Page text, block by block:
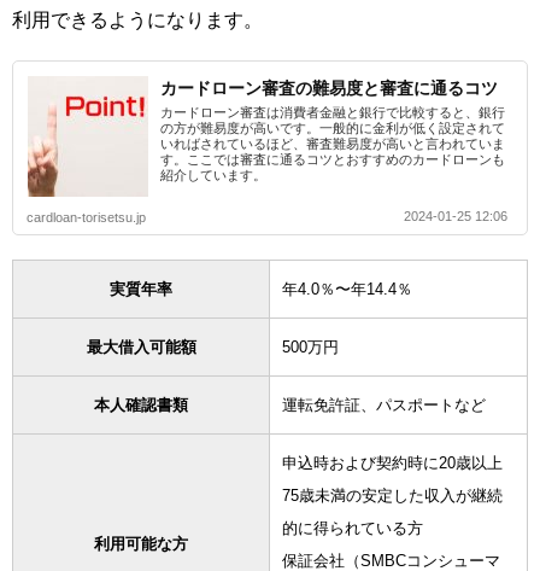
利用できるようになります。
カードローン審査の難易度と審査に通るコツ
カードローン審査は消費者金融と銀行で比較すると、銀行
の方が難易度が高いです。一般的に金利が低く設定されて
いればされているほど、審査難易度が高いと言われていま
す。ここでは審査に通るコツとおすすめのカードローンも
紹介しています。
cardloan-torisetsu.jp 2024-01-25 12:06
実質年率 年4.0％〜年14.4％
最大借入可能額 500万円
本人確認書類 運転免許証、パスポートなど
利用可能な方
申込時および契約時に20歳以上
75歳未満の安定した収入が継続
的に得られている方
保証会社（SMBCコンシューマ